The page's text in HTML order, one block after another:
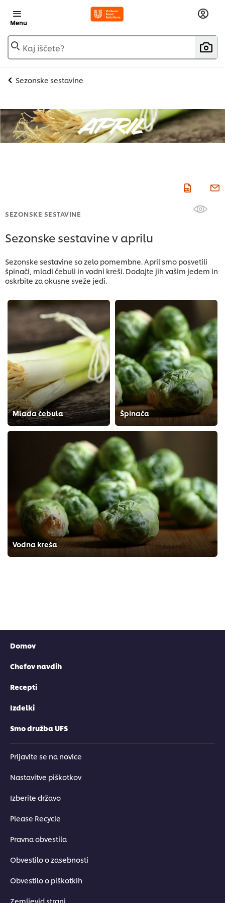
Menu
Kaj iščete?
Sezonske sestavine
SEZONSKE SESTAVINE
Sezonske sestavine v aprilu
Sezonske sestavine so zelo pomembne. April smo posvetili
špinači, mladi čebuli in vodni kreši. Dodajte jih vašim jedem in
oskrbite za okusne sveže jedi.
Mlada čebula Špinača
Vodna kreša
Domov
Chefov navdih
Recepti
Izdelki
Smo družba UFS
Prijavite se na novice
Nastavitve piškotkov
Izberite državo
Please Recycle
Pravna obvestila
Obvestilo o zasebnosti
Obvestilo o piškotkih
Zemljevid strani